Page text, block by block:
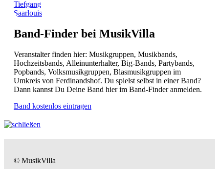
Tiefgang
Saarlouis
Band-Finder bei MusikVilla
Veranstalter finden hier: Musikgruppen, Musikbands,
Hochzeitsbands, Alleinunterhalter, Big-Bands, Partybands,
Popbands, Volksmusikgruppen, Blasmusikgruppen im
Umkreis von Ferdinandshof. Du spielst selbst in einer Band?
Dann kannst Du Deine Band hier im Band-Finder anmelden.
Band kostenlos eintragen
© MusikVilla